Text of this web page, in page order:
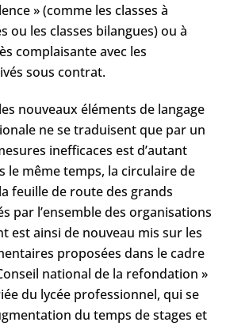
» (comme les classes à
ou les classes bilangues) ou à
complaisante avec les
sous contrat.
nouveaux éléments de langage
ne se traduisent que par un
inefficaces est d’autant
le même temps, la circulaire de
feuille de route des grands
par l’ensemble des organisations
est ainsi de nouveau mis sur les
proposées dans le cadre
national de la refondation »
du lycée professionnel, qui se
du temps de stages et